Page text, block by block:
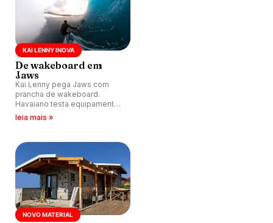
KAI LENNY INOVA
De wakeboard em
Jaws
Kai Lenny pega Jaws com
prancha de wakeboard.
Havaiano testa equipamento
nos Outer Reefs e
leia mais »
NOVO MATERIAL